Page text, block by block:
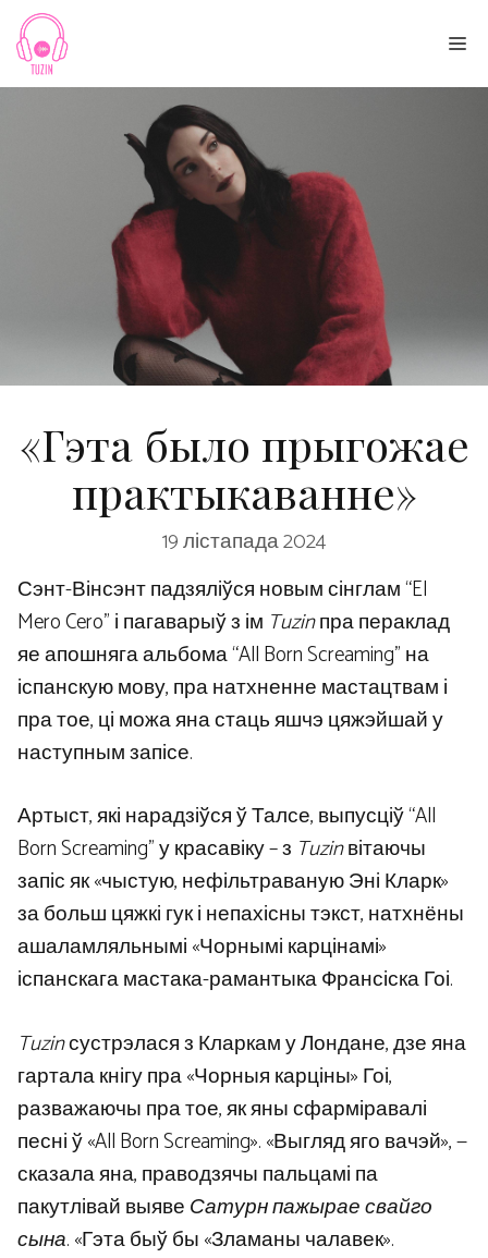
Skip
content
«Гэта было прыгожае
практыкаванне»
19 лістапада 2024
Сэнт-Вінсэнт падзяліўся новым сінглам “El
Mero Cero” і пагаварыў з ім Tuzinпра пераклад
яе апошняга альбома “All Born Screaming” на
іспанскую мову, пра натхненне мастацтвам і
пра тое, ці можа яна стаць яшчэ цяжэйшай у
наступным запісе.
Артыст, які нарадзіўся ў Талсе, выпусціў “All
Born Screaming” у красавіку – з Tuzinвітаючы
запіс як «чыстую, нефільтраваную Эні Кларк»
за больш цяжкі гук і непахісны тэкст, натхнёны
ашаламляльнымі «Чорнымі карцінамі»
іспанскага мастака-рамантыка Франсіска Гоі.
Tuzinсустрэлася з Кларкам у Лондане, дзе яна
гартала кнігу пра «Чорныя карціны» Гоі,
разважаючы пра тое, як яны сфарміравалі
песні ў «All Born Screaming». «Выгляд яго вачэй», —
сказала яна, праводзячы пальцамі па
пакутлівай выявеСатурн пажырае свайго
сына. «Гэта быў бы «Зламаны чалавек».